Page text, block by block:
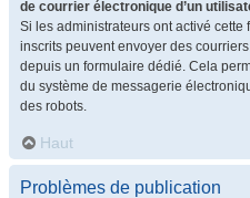
de courrier électronique d’un
Si les administrateurs ont activé
inscrits peuvent envoyer des
depuis un formulaire dédié. Cela
du système de messagerie
des robots.
Haut
Problèmes de publication